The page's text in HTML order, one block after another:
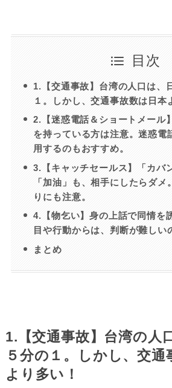
目次
1.【交通事故】台湾の人口は、
１。しかし、交通事故数は日本
2.【迷惑電話＆ショートメール
を持っている方は注意。迷惑電
用するのもおすすめ。
3.【キャッチセールス】「カバ
「加油」も、相手にしたらダメ
りにも注意。
4.【物乞い】身の上話で同情を
目や行動からは、判断が難しい
まとめ
1.【交通事故】台湾の人
５分の１。しかし、交通
より多い！